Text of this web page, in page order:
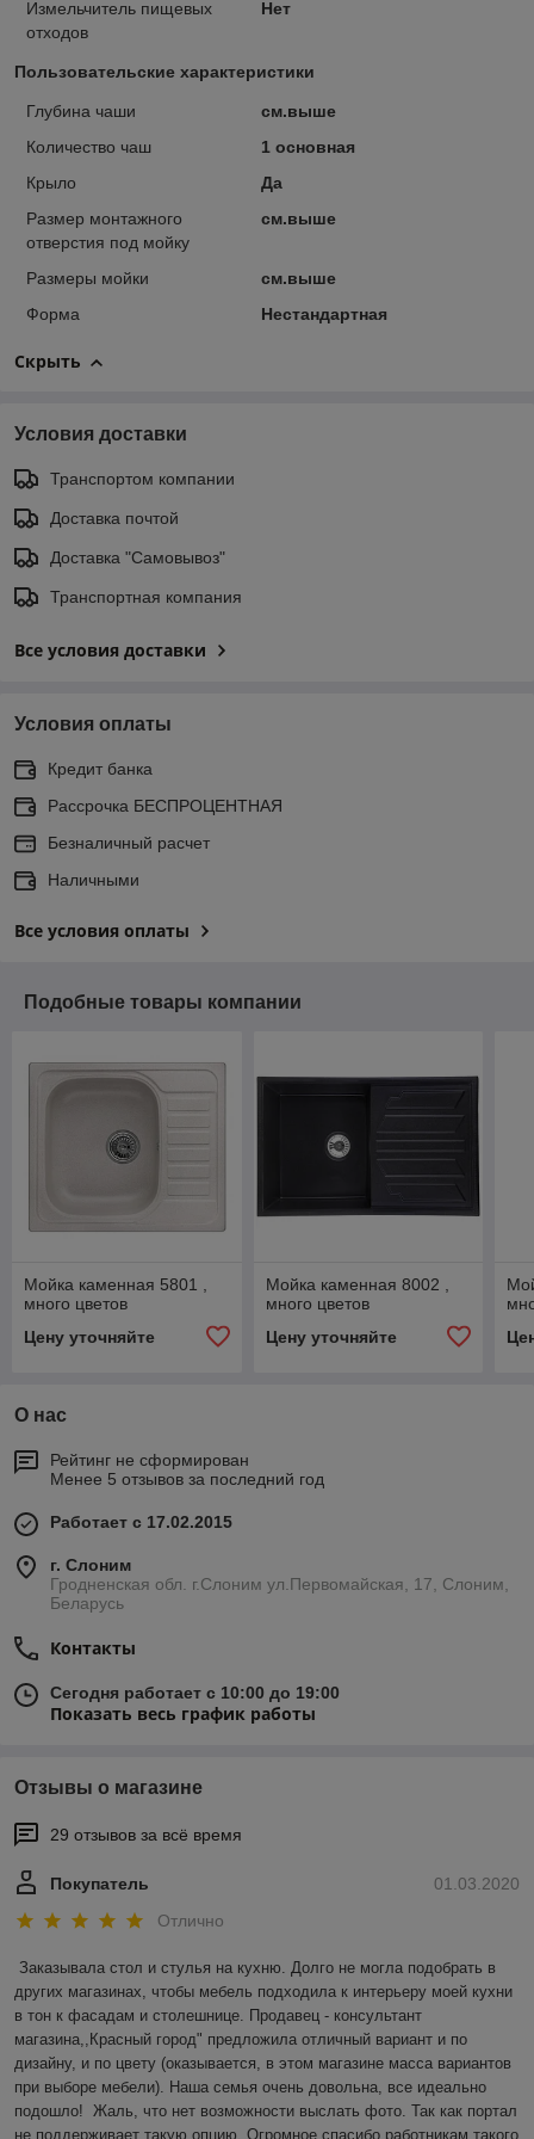
Измельчитель пищевых
отходов
Нет
Пользовательские характеристики
Глубина чаши
см.выше
Количество чаш
1 основная
Крыло
Да
Размер монтажного
отверстия под мойку
см.выше
Размеры мойки
см.выше
Форма
Нестандартная
Скрыть
Условия доставки
Транспортом компании
Доставка почтой
Доставка "Самовывоз"
Транспортная компания
Все условия доставки
Условия оплаты
Кредит банка
Рассрочка БЕСПРОЦЕНТНАЯ
Безналичный расчет
Наличными
Все условия оплаты
Подобные товары компании
Мойка каменная 5801 ,
много цветов
Цену уточняйте
Мойка каменная 8002 ,
много цветов
Цену уточняйте
О нас
Рейтинг не сформирован
Менее 5 отзывов за последний год
Работает с 17.02.2015
г. Слоним
Гродненская обл. г.Слоним ул.Первомайская, 17, Слоним,
Беларусь
Контакты
Сегодня работает с 10:00 до 19:00
Показать весь график работы
Отзывы о магазине
29 отзывов за всё время
01.03.2020
Покупатель
Отлично
Заказывала стол и стулья на кухню. Долго не могла подобрать в
других магазинах, чтобы мебель подходила к интерьеру моей кухни
в тон к фасадам и столешнице. Продавец - консультант
магазина,,Красный город" предложила отличный вариант и по
дизайну, и по цвету (оказывается, в этом магазине масса вариантов
при выборе мебели). Наша семья очень довольна, все идеально
подошло!  Жаль, что нет возможности выслать фото. Так как портал
не поддерживает такую опцию. Огромное спасибо работникам такого